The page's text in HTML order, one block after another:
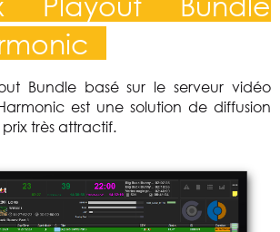
Bundle basé sur le serveur vidéo
est une solution de diffusion
très attractif.